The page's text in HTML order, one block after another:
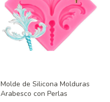
Molde de Silicona Molduras
Arabesco con Perlas